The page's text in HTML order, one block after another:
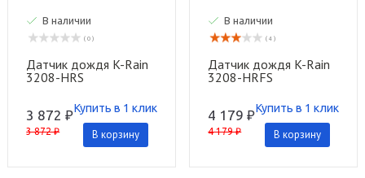
В наличии
( 0 )
Датчик дождя K-Rain
3208-HRS
3 872 ₽
3 872 ₽
Купить в 1 клик
В корзину
В наличии
( 4 )
Датчик дождя K-Rain
3208-HRFS
4 179 ₽
4 179 ₽
Купить в 1 клик
В корзину